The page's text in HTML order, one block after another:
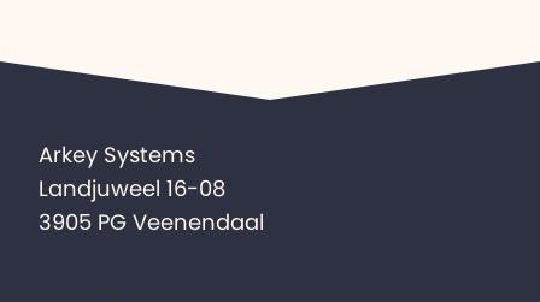
Arkey Systems
Landjuweel 16-08
3905 PG Veenendaal